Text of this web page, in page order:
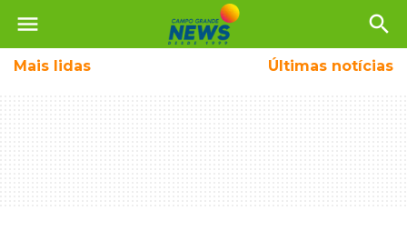
menu search
Mais lidas Últimas notícias